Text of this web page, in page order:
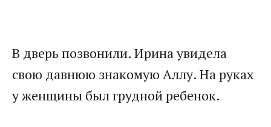
В дверь позвонили. Ирина увидела
свою давнюю знакомую Аллу. На руках
у женщины был грудной ребенок.